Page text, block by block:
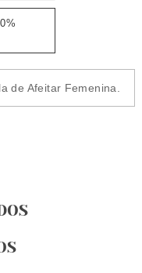
de Afeitar Femenina.